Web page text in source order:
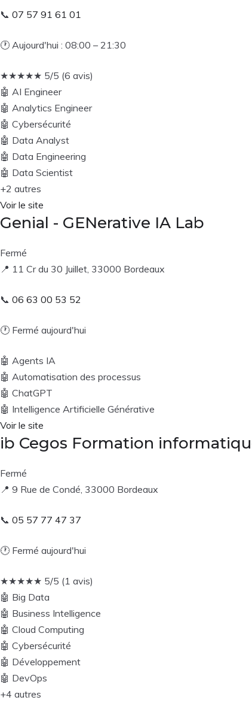
📞 07 57 91 61 01
🕐 Aujourd'hui : 08:00 – 21:30
★★★★★ 5/5 (6 avis)
🤖 AI Engineer
🤖 Analytics Engineer
🤖 Cybersécurité
🤖 Data Analyst
🤖 Data Engineering
🤖 Data Scientist
+2 autres
Voir le site
Genial - GENerative IA Lab
Fermé
📍 11 Cr du 30 Juillet, 33000 Bordeaux
📞 06 63 00 53 52
🕐 Fermé aujourd'hui
🤖 Agents IA
🤖 Automatisation des processus
🤖 ChatGPT
🤖 Intelligence Artificielle Générative
Voir le site
ib Cegos Formation
Fermé
📍 9 Rue de Condé, 33000 Bordeaux
📞 05 57 77 47 37
🕐 Fermé aujourd'hui
★★★★★ 5/5 (1 avis)
🤖 Big Data
🤖 Business Intelligence
🤖 Cloud Computing
🤖 Cybersécurité
🤖 Développement
🤖 DevOps
+4 autres